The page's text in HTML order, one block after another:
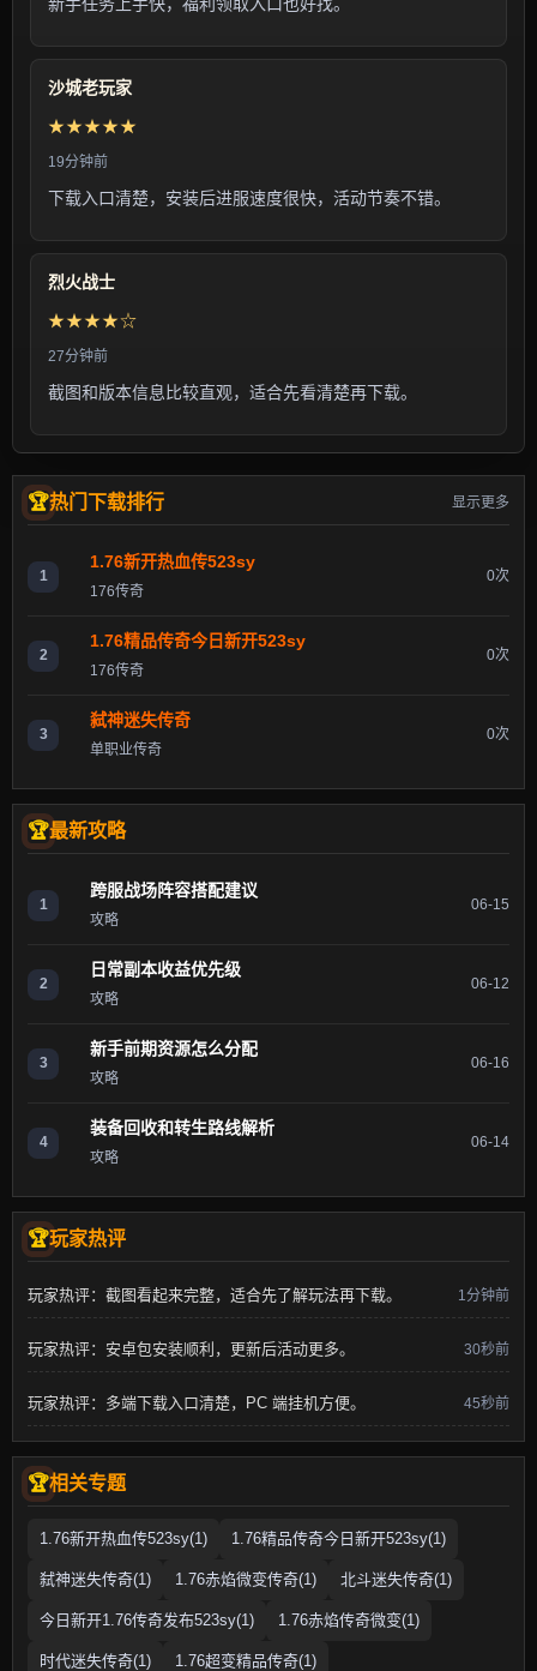
沙城老玩家
★★★★★
19分钟前
下载入口清楚，安装后进服速度很快，活动节奏不错。
烈火战士
★★★★☆
27分钟前
截图和版本信息比较直观，适合先看清楚再下载。
热门下载排行 显示更多
1
1.76新开热血传523sy
176传奇
0次
2
1.76精品传奇今日新开523sy
176传奇
0次
3
弑神迷失传奇
单职业传奇
0次
最新攻略
1
跨服战场阵容搭配建议
攻略
06-15
2
日常副本收益优先级
攻略
06-12
3
新手前期资源怎么分配
攻略
06-16
4
装备回收和转生路线解析
攻略
06-14
玩家热评
玩家热评：截图看起来完整，适合先了解玩法再下载。 1分钟前
玩家热评：安卓包安装顺利，更新后活动更多。 30秒前
玩家热评：多端下载入口清楚，PC 端挂机方便。 45秒前
相关专题
1.76新开热血传523sy(1) 1.76精品传奇今日新开523sy(1)
弑神迷失传奇(1) 1.76赤焰微变传奇(1) 北斗迷失传奇(1)
今日新开1.76传奇发布523sy(1) 1.76赤焰传奇微变(1)
时代迷失传奇(1) 1.76超变精品传奇(1)